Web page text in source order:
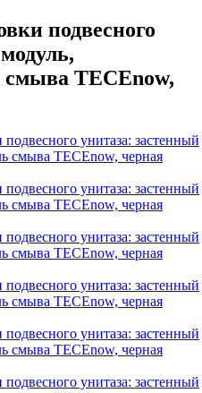
подвесного
смыва TECEnow,